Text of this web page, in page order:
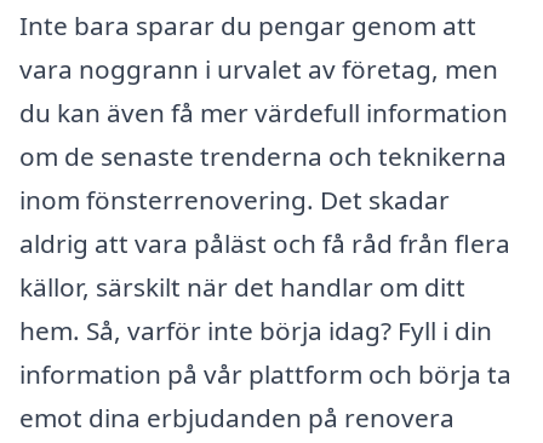
Inte bara sparar du pengar genom att
vara noggrann i urvalet av företag, men
du kan även få mer värdefull information
om de senaste trenderna och teknikerna
inom fönsterrenovering. Det skadar
aldrig att vara påläst och få råd från flera
källor, särskilt när det handlar om ditt
hem. Så, varför inte börja idag? Fyll i din
information på vår plattform och börja ta
emot dina erbjudanden på renovera